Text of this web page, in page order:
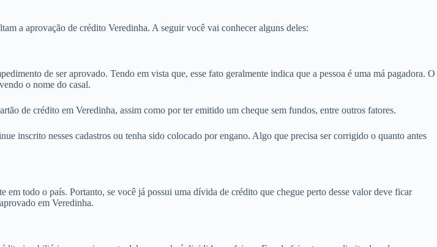
a aprovação de crédito Veredinha. A seguir você vai conhecer alguns deles:
de ser aprovado. Tendo em vista que, esse fato geralmente indica que a pessoa é uma má pagadora. O
o nome do casal.
de crédito em Veredinha, assim como por ter emitido um cheque sem fundos, entre outros fatores.
inscrito nesses cadastros ou tenha sido colocado por engano. Algo que precisa ser corrigido o quanto antes
todo o país. Portanto, se você já possui uma dívida de crédito que chegue perto desse valor deve ficar
em Veredinha.